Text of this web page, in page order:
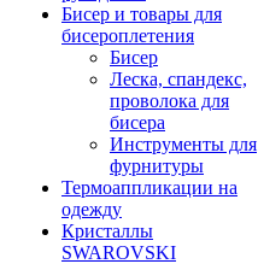
Бисер и товары для
бисероплетения
Бисер
Леска, спандекс,
проволока для
бисера
Инструменты для
фурнитуры
Термоаппликации на
одежду
Кристаллы
SWAROVSKI